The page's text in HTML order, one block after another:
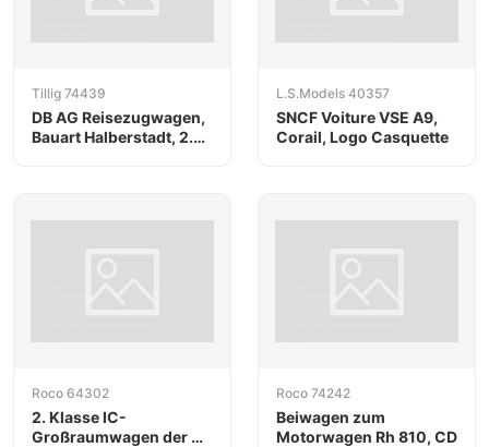
Tillig 74439
DB AG Reisezugwagen,
Bauart Halberstadt, 2.
L.S.Models 40357
SNCF Voiture VSE A9,
Corail, Logo Casquette
Roco 64302
2. Klasse IC-
Großraumwagen der DB
Roco 74242
Beiwagen zum
Motorwagen Rh 810, CD